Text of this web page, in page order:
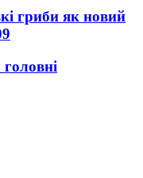
гриби як новий